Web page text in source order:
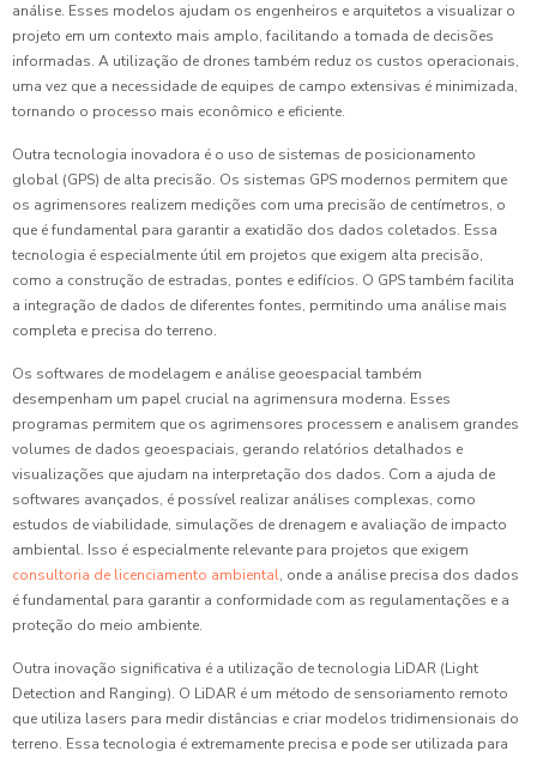
análise. Esses modelos ajudam os engenheiros e arquitetos a visualizar o
projeto em um contexto mais amplo, facilitando a tomada de decisões
informadas. A utilização de drones também reduz os custos operacionais,
uma vez que a necessidade de equipes de campo extensivas é minimizada,
tornando o processo mais econômico e eficiente.
Outra tecnologia inovadora é o uso de sistemas de posicionamento
global (GPS) de alta precisão. Os sistemas GPS modernos permitem que
os agrimensores realizem medições com uma precisão de centímetros, o
que é fundamental para garantir a exatidão dos dados coletados. Essa
tecnologia é especialmente útil em projetos que exigem alta precisão,
como a construção de estradas, pontes e edifícios. O GPS também facilita
a integração de dados de diferentes fontes, permitindo uma análise mais
completa e precisa do terreno.
Os softwares de modelagem e análise geoespacial também
desempenham um papel crucial na agrimensura moderna. Esses
programas permitem que os agrimensores processem e analisem grandes
volumes de dados geoespaciais, gerando relatórios detalhados e
visualizações que ajudam na interpretação dos dados. Com a ajuda de
softwares avançados, é possível realizar análises complexas, como
estudos de viabilidade, simulações de drenagem e avaliação de impacto
ambiental. Isso é especialmente relevante para projetos que exigem
consultoria de licenciamento ambiental, onde a análise precisa dos dados
é fundamental para garantir a conformidade com as regulamentações e a
proteção do meio ambiente.
Outra inovação significativa é a utilização de tecnologia LiDAR (Light
Detection and Ranging). O LiDAR é um método de sensoriamento remoto
que utiliza lasers para medir distâncias e criar modelos tridimensionais do
terreno. Essa tecnologia é extremamente precisa e pode ser utilizada para